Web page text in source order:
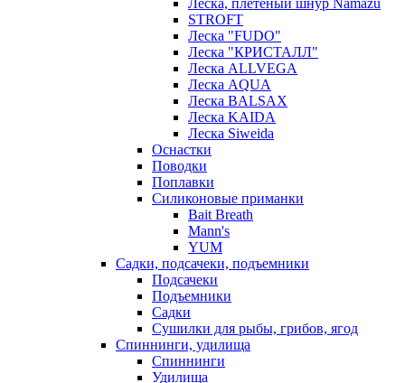
Леска, плетеный шнур Namazu
STROFT
Леска "FUDO"
Леска "КРИСТАЛЛ"
Леска ALLVEGA
Леска AQUA
Леска BALSAX
Леска KAIDA
Леска Siweida
Оснастки
Поводки
Поплавки
Силиконовые приманки
Bait Breath
Mann's
YUM
Садки, подсачеки, подъемники
Подсачеки
Подъемники
Садки
Сушилки для рыбы, грибов, ягод
Спиннинги, удилища
Спиннинги
Удилища